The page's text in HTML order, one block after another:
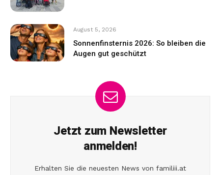
August 5, 2026
Sonnenfinsternis 2026: So bleiben die
Augen gut geschützt
Jetzt zum Newsletter
anmelden!
Erhalten Sie die neuesten News von familiii.at